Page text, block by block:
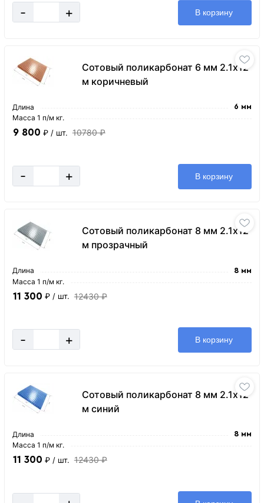
- + В корзину
Сотовый поликарбонат 6 мм 2.1х12
м коричневый
Длина 6 мм
Масса 1 п/м кг.
9 800 ₽ / шт. 10780 ₽
- + В корзину
Сотовый поликарбонат 8 мм 2.1х12
м прозрачный
Длина 8 мм
Масса 1 п/м кг.
11 300 ₽ / шт. 12430 ₽
- + В корзину
Сотовый поликарбонат 8 мм 2.1х12
м синий
Длина 8 мм
Масса 1 п/м кг.
11 300 ₽ / шт. 12430 ₽